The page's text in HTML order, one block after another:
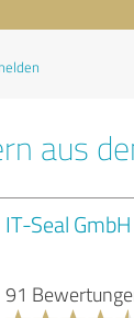
aus
IT-Seal GmbH
91